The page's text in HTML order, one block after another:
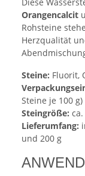
Orangencalcit
Rohsteine
Herzqualität
Steine: Fluorit,
Steine je 100 g)
Steingröße:
Lieferumfang:
und 200 g